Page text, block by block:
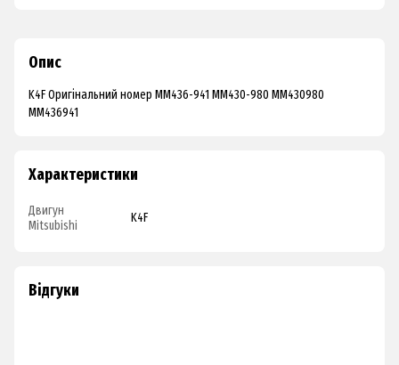
Опис
K4F Оригінальний номер MM436-941 MM430-980 MM430980
MM436941
Характеристики
Двигун
Mitsubishi
K4F
Відгуки